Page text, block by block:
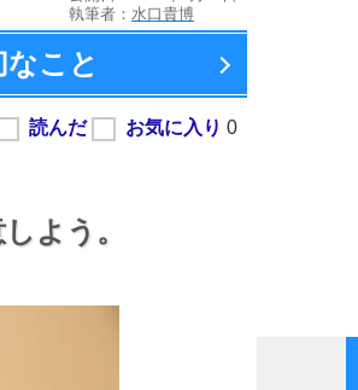
執筆者： 水口貴博
こと
よう。